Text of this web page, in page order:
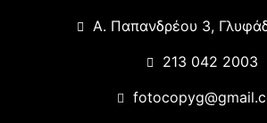
Α. Παπανδρέου 3,
213 042 2003